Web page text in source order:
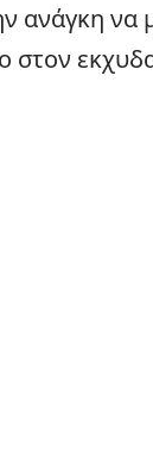
ανάγκη να
στον